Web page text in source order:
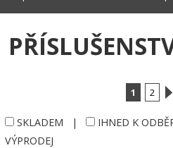
1 2
SKLADEM | IHNED K
VÝPRODEJ